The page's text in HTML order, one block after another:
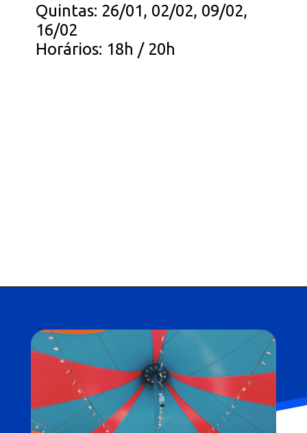
Quintas: 26/01, 02/02, 09/02,
16/02
Horários: 18h / 20h